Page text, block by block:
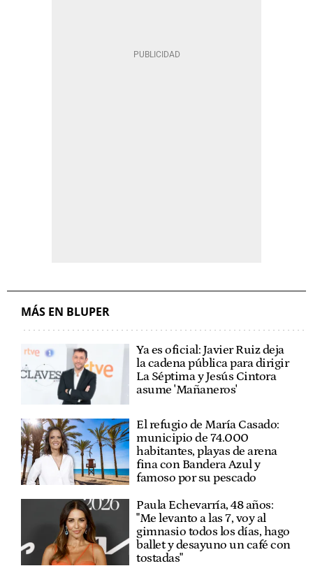
MÁS EN BLUPER
Ya es oficial: Javier Ruiz deja
la cadena pública para dirigir
La Séptima y Jesús Cintora
asume 'Mañaneros'
El refugio de María Casado:
municipio de 74.000
habitantes, playas de arena
fina con Bandera Azul y
famoso por su pescado
Paula Echevarría, 48 años:
"Me levanto a las 7, voy al
gimnasio todos los días, hago
ballet y desayuno un café con
tostadas"